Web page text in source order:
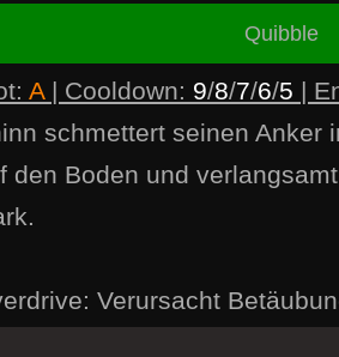
Quibble
A| Cooldown: 9/8/7/6/5 |
schmettert seinen Anker
den Boden und
Verursacht